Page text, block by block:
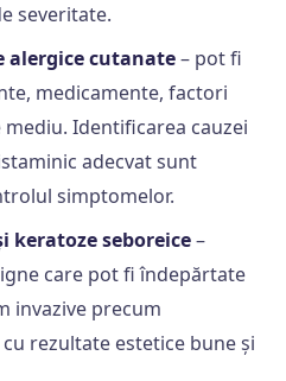
severitate.
alergice cutanate– pot fi
medicamente, factori
Identificarea cauzei
adecvat sunt
simptomelor.
keratoze seboreice–
care pot fi îndepărtate
invazive precum
rezultate estetice bune și